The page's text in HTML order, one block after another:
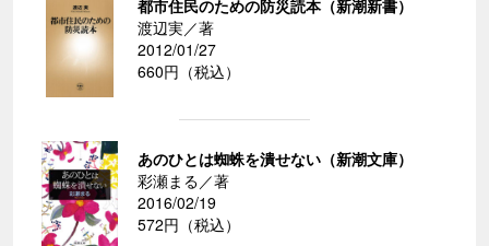
都市住民のための防災読本（新潮新書）
渡辺実／著
2012/01/27
660円（税込）
あのひとは蜘蛛を潰せない（新潮文庫）
彩瀬まる／著
2016/02/19
572円（税込）